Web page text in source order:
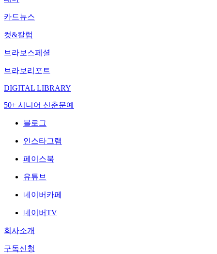
카드뉴스
컷&칼럼
브라보스페셜
브라보리포트
DIGITAL LIBRARY
50+ 시니어 신춘문예
블로그
인스타그램
페이스북
유튜브
네이버카페
네이버TV
회사소개
구독신청